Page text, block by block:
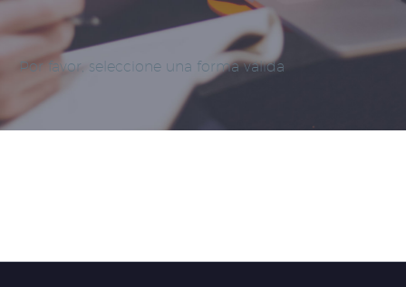
Por favor, seleccione una forma válida